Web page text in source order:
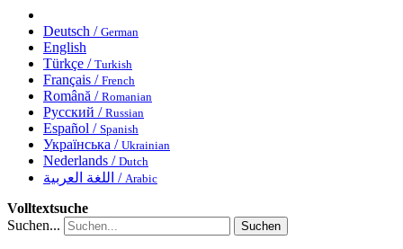
Deutsch / German
English
Türkçe / Turkish
Français / French
Română / Romanian
Русский / Russian
Español / Spanish
Українська / Ukrainian
Nederlands / Dutch
اللغة العربية / Arabic
Volltextsuche
Suchen...
Suchen